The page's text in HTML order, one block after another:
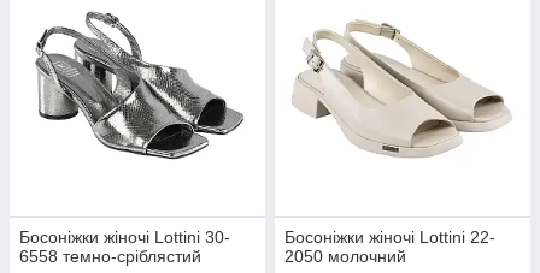
Босоніжки жіночі Lottini 30-
6558 темно-сріблястий
Босоніжки жіночі Lottini 22-
2050 молочний